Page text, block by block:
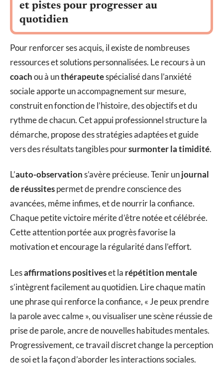
et pistes pour progresser au
quotidien
Pour renforcer ses acquis, il existe de nombreuses
ressources et solutions personnalisées. Le recours à un
coachou à unthérapeutespécialisé dans l’anxiété
sociale apporte un accompagnement sur mesure,
construit en fonction de l’histoire, des objectifs et du
rythme de chacun. Cet appui professionnel structure la
démarche, propose des stratégies adaptées et guide
vers des résultats tangibles poursurmonter la timidité.
L’auto-observations’avère précieuse. Tenir unjournal
de réussitespermet de prendre conscience des
avancées, même infimes, et de nourrir la confiance.
Chaque petite victoire mérite d’être notée et célébrée.
Cette attention portée aux progrès favorise la
motivation et encourage la régularité dans l’effort.
Lesaffirmations positiveset la répétition mentale
s’intègrent facilement au quotidien. Lire chaque matin
une phrase qui renforce la confiance, « Je peux prendre
la parole avec calme », ou visualiser une scène réussie de
prise de parole, ancre de nouvelles habitudes mentales.
Progressivement, ce travail discret change la perception
de soi et la façon d’aborder les interactions sociales.